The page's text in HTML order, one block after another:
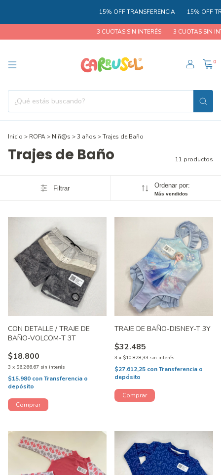
15% OFF TRANSFERENCIA 15% OFF
3 CUOTAS SIN INTERÉS 3 CUOTAS SIN
0
Inicio > ROPA> Niñ@s >3 años >Trajes de Baño
Trajes de Baño 11 productos
Filtrar Ordenar por:
Más vendidos
CON DETALLE / TRAJE DE
BAÑO-VOLCOM-T 3T
$18.800
3 x $6.266,67 sin interés
$15.980 conTransferencia o
depósito
TRAJE DE BAÑO-DISNEY-T 3Y
$32.485
3 x $10.828,33 sin interés
$27.612,25 conTransferencia o
depósito